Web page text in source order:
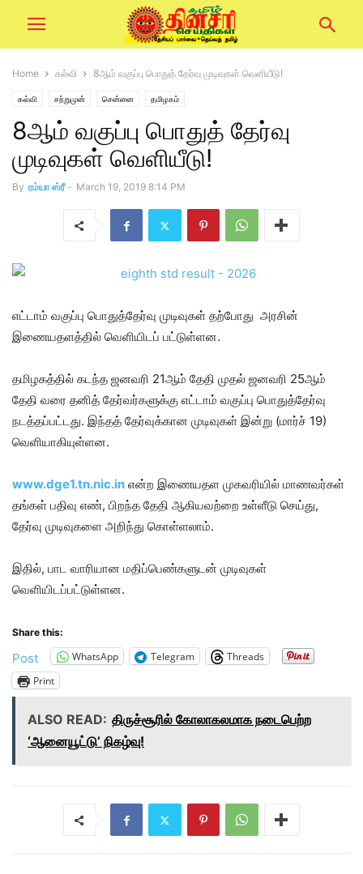
Home கல்வி 8ஆம் வகுப்பு பொதுத் தேர்வு முடிவுகள் வெளியீடு!
கல்வி சற்றுமுன் சென்னை தமிழகம்
8ஆம் வகுப்பு பொதுத் தேர்வு
முடிவுகள் வெளியீடு!
By ரம்யா ஸ்ரீ - March 19, 2019 8:14 PM
எட்டாம் வகுப்பு பொதுத்தேர்வு முடிவுகள் தற்போது அரசின்
இணையதளத்தில் வெளியிடப் பட்டுள்ளன.
தமிழகத்தில் கடந்த ஜனவரி 21ஆம் தேதி முதல் ஜனவரி 25ஆம்
தேதி வரை தனித் தேர்வர்களுக்கு எட்டாம் வகுப்பு பொதுத்தேர்வு
நடத்தப்பட்டது. இந்தத் தேர்வுக்கான முடிவுகள் இன்று (மார்ச் 19)
வெளியாகியுள்ளன.
www.dge1.tn.nic.in என்ற இணையதள முகவரியில் மாணவர்கள்
தங்கள் பதிவு எண், பிறந்த தேதி ஆகியவற்றை உள்ளீடு செய்து,
தேர்வு முடிவுகளை அறிந்து கொள்ளலாம்.
இதில், பாட வாரியான மதிப்பெண்களுடன் முடிவுகள்
வெளியிடப்பட்டுள்ளன.
Share this:
Post WhatsApp Telegram
Threads
Print
ALSO READ: திருச்சூரில் கோலாகலமாக நடைபெற்ற
‘ஆனையூட்டு’ நிகழ்வு!